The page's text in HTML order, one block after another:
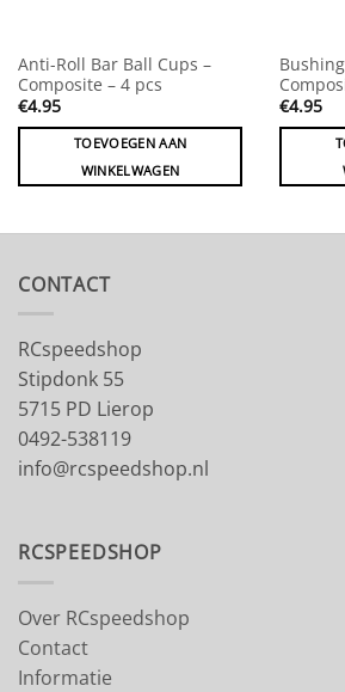
Anti-Roll Bar Ball Cups –
Composite – 4 pcs
€4.95
TOEVOEGEN AAN
WINKELWAGEN
€4.95
CONTACT
RCspeedshop
Stipdonk 55
5715 PD Lierop
0492-538119
info@rcspeedshop.nl
RCSPEEDSHOP
Over RCspeedshop
Contact
Informatie